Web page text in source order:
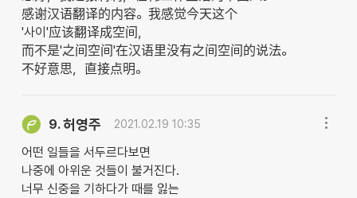
感谢汉语翻译的内容。我感觉今天这个
'사이'应该翻译成空间，
而不是'之间空间'在汉语里没有之间空间的说法。
不好意思，直接点明。
9.허영주 2021.02.19 10:35
어떤 일들을 서두르다보면
나중에 아위운 것들이 불거진다.
너무 신중을 기하다가 때를 잃는